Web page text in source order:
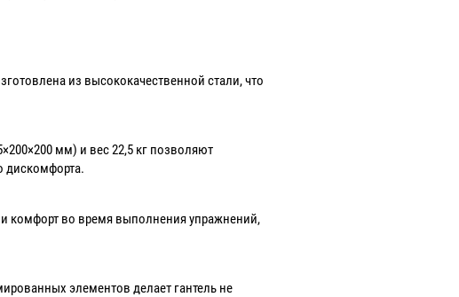
из высококачественной стали, что
мм) и вес 22,5 кг позволяют
дискомфорта.
комфорт во время выполнения упражнений,
элементов делает гантель не